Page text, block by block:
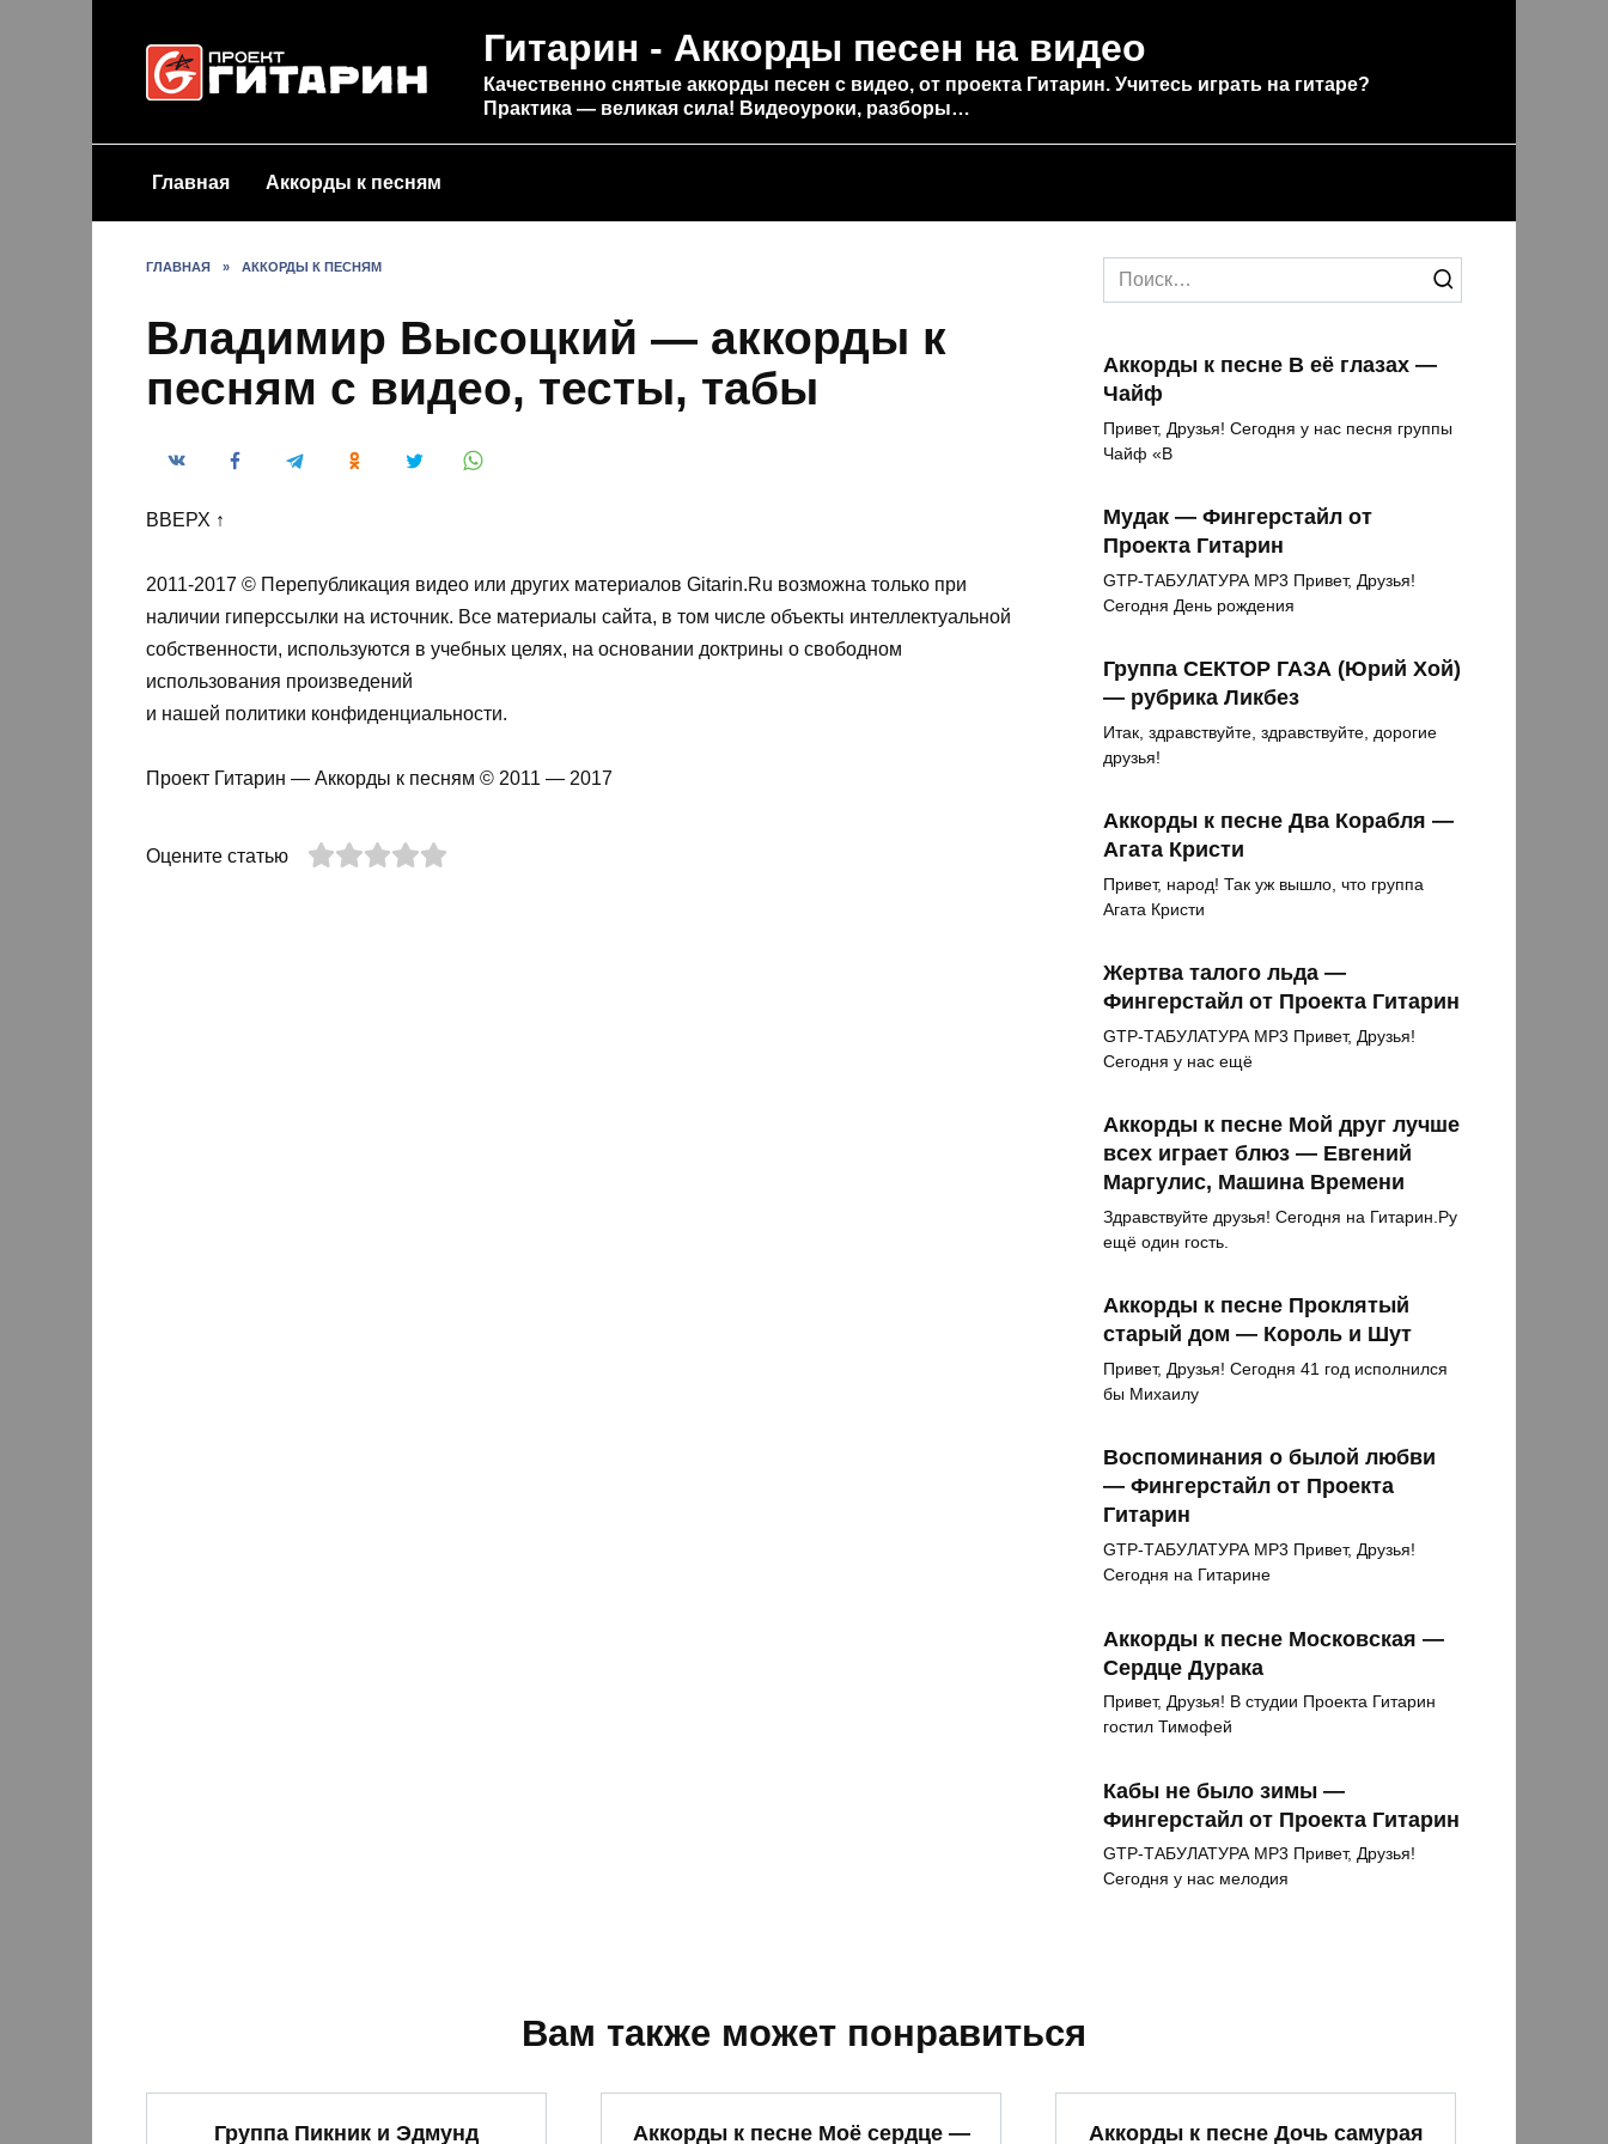
Гитарин - Аккорды песен на видео
Качественно снятые аккорды песен с видео, от проекта Гитарин. Учитесь играть на гитаре?
Практика — великая сила! Видеоуроки, разборы…
Главная Аккорды к песням
ГЛАВНАЯ » АККОРДЫ К ПЕСНЯМ
Владимир Высоцкий — аккорды к
песням с видео, тесты, табы
ВВЕРХ ↑
2011-2017 © Перепубликация видео или других материалов Gitarin.Ru возможна только при
наличии гиперссылки на источник. Все материалы сайта, в том числе объекты интеллектуальной
собственности, используются в учебных целях, на основании доктрины о свободном
использования произведений
и нашей политики конфиденциальности.
Проект Гитарин — Аккорды к песням © 2011 — 2017
Оцените статью
Search
for:
Аккорды к песне В её глазах —
Чайф
Привет, Друзья! Сегодня у нас песня группы
Чайф «В
Мудак — Фингерстайл от
Проекта Гитарин
GTP-ТАБУЛАТУРА MP3 Привет, Друзья!
Сегодня День рождения
Группа СЕКТОР ГАЗА (Юрий Хой)
— рубрика Ликбез
Итак, здравствуйте, здравствуйте, дорогие
друзья!
Аккорды к песне Два Корабля —
Агата Кристи
Привет, народ! Так уж вышло, что группа
Агата Кристи
Жертва талого льда —
Фингерстайл от Проекта Гитарин
GTP-ТАБУЛАТУРА MP3 Привет, Друзья!
Сегодня у нас ещё
Аккорды к песне Мой друг лучше
всех играет блюз — Евгений
Маргулис, Машина Времени
Здравствуйте друзья! Сегодня на Гитарин.Ру
ещё один гость.
Аккорды к песне Проклятый
старый дом — Король и Шут
Привет, Друзья! Сегодня 41 год исполнился
бы Михаилу
Воспоминания о былой любви
— Фингерстайл от Проекта
Гитарин
GTP-ТАБУЛАТУРА MP3 Привет, Друзья!
Сегодня на Гитарине
Аккорды к песне Московская —
Сердце Дурака
Привет, Друзья! В студии Проекта Гитарин
гостил Тимофей
Кабы не было зимы —
Фингерстайл от Проекта Гитарин
GTP-ТАБУЛАТУРА MP3 Привет, Друзья!
Сегодня у нас мелодия
Вам также может понравиться
Группа Пикник и Эдмунд Аккорды к песне Моё сердце — Аккорды к песне Дочь самурая